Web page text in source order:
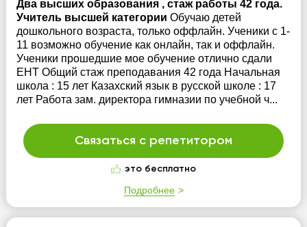
Два высших образования , стаж работы 42 года.
Учитель высшей категории Обучаю детей
дошкольного возраста, только оффлайн. Ученики с 1-
11 возможно обучение как онлайн, так и оффлайн.
Ученики прошедшие мое обучение отлично сдали
ЕНТ Общий стаж преподавания 42 года Начальная
школа : 15 лет Казахский язык в русской школе : 17
лет Работа зам. директора гимназии по учебной ч...
Связаться с репетитором
это бесплатно
Подробнее